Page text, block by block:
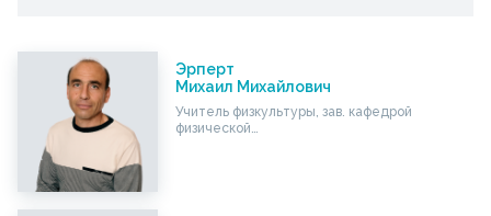
Эрперт
Михаил Михайлович
Учитель физкультуры, зав. кафедрой
физической…